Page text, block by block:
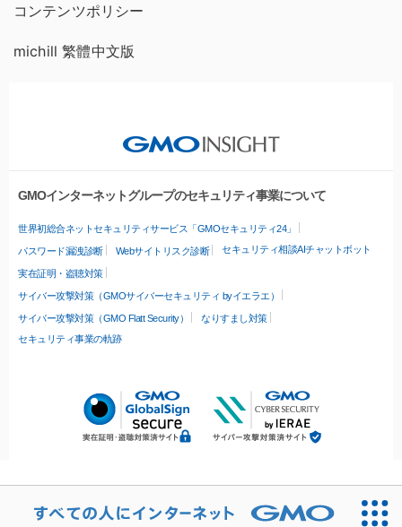
コンテンツポリシー
michill 繁體中文版
GMOインターネットグループのセキュリティ事業について
世界初総合ネットセキュリティサービス「GMOセキュリティ24」
パスワード漏洩診断 Webサイトリスク診断 セキュリティ相談AIチャットボット
実在証明・盗聴対策
サイバー攻撃対策（GMOサイバーセキュリティ byイエラエ）
サイバー攻撃対策（GMO Flatt Security）
なりすまし対策
セキュリティ事業の軌跡